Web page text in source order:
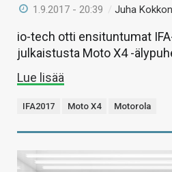
1.9.2017 - 20:39 /Juha
io-tech otti ensituntumat
julkaistusta Moto X4 -
Lue lisää
IFA2017 Moto X4 Motorola